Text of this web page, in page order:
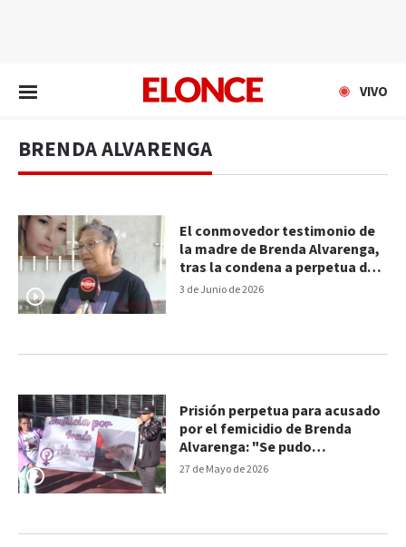
VIVO
BRENDA ALVARENGA
3 de Junio de 2026
El conmovedor testimonio de
la madre de Brenda Alvarenga,
tras la condena a perpetua del
femicida
27 de Mayo de 2026
Prisión perpetua para acusado
por el femicidio de Brenda
Alvarenga: "Se pudo
comprobar su responsabilidad"